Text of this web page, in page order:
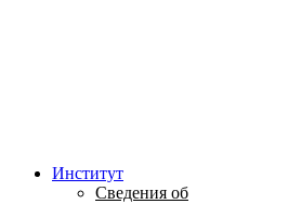
Институт
Сведения об